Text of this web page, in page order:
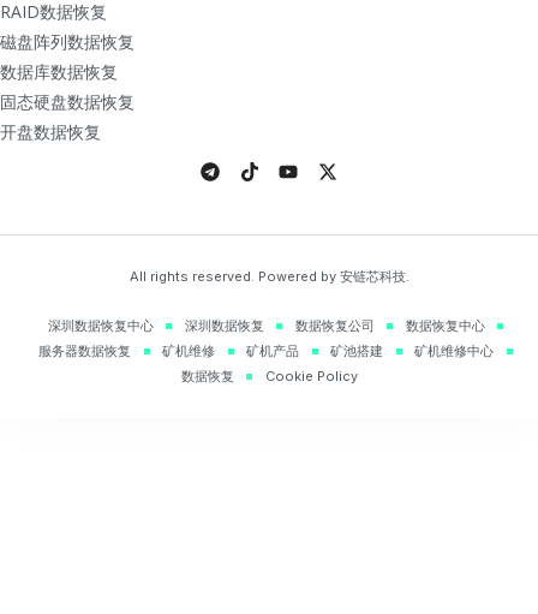
RAID数据恢复
磁盘阵列数据恢复
数据库数据恢复
固态硬盘数据恢复
开盘数据恢复
All rights reserved. Powered by 安链芯科技.
深圳数据恢复中心 深圳数据恢复 数据恢复公司
数据恢复中心
服务器数据恢复
矿机维修 矿机产品 矿池搭建
矿机维修中心
数据恢复
Cookie Policy